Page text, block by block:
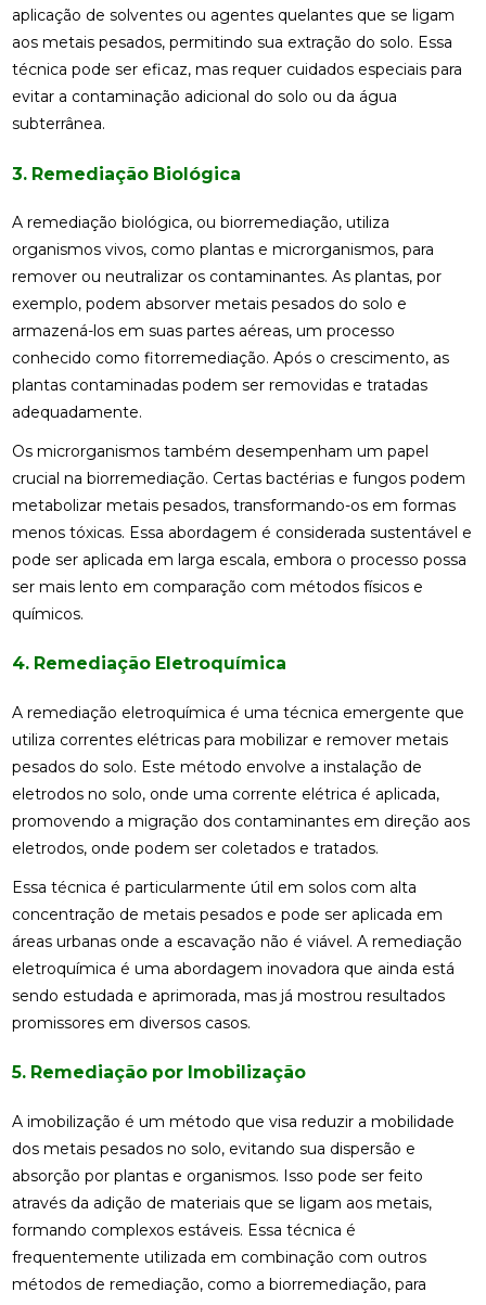
aplicação de solventes ou agentes quelantes que se ligam
aos metais pesados, permitindo sua extração do solo. Essa
técnica pode ser eficaz, mas requer cuidados especiais para
evitar a contaminação adicional do solo ou da água
subterrânea.
3. Remediação Biológica
A remediação biológica, ou biorremediação, utiliza
organismos vivos, como plantas e microrganismos, para
remover ou neutralizar os contaminantes. As plantas, por
exemplo, podem absorver metais pesados do solo e
armazená-los em suas partes aéreas, um processo
conhecido como fitorremediação. Após o crescimento, as
plantas contaminadas podem ser removidas e tratadas
adequadamente.
Os microrganismos também desempenham um papel
crucial na biorremediação. Certas bactérias e fungos podem
metabolizar metais pesados, transformando-os em formas
menos tóxicas. Essa abordagem é considerada sustentável e
pode ser aplicada em larga escala, embora o processo possa
ser mais lento em comparação com métodos físicos e
químicos.
4. Remediação Eletroquímica
A remediação eletroquímica é uma técnica emergente que
utiliza correntes elétricas para mobilizar e remover metais
pesados do solo. Este método envolve a instalação de
eletrodos no solo, onde uma corrente elétrica é aplicada,
promovendo a migração dos contaminantes em direção aos
eletrodos, onde podem ser coletados e tratados.
Essa técnica é particularmente útil em solos com alta
concentração de metais pesados e pode ser aplicada em
áreas urbanas onde a escavação não é viável. A remediação
eletroquímica é uma abordagem inovadora que ainda está
sendo estudada e aprimorada, mas já mostrou resultados
promissores em diversos casos.
5. Remediação por Imobilização
A imobilização é um método que visa reduzir a mobilidade
dos metais pesados no solo, evitando sua dispersão e
absorção por plantas e organismos. Isso pode ser feito
através da adição de materiais que se ligam aos metais,
formando complexos estáveis. Essa técnica é
frequentemente utilizada em combinação com outros
métodos de remediação, como a biorremediação, para